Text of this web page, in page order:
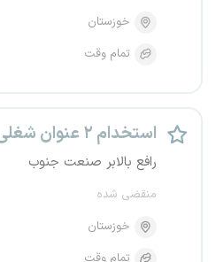
خوزستان
تمام وقت
استخدام ۲ عنوان شغلی
رافع بالابر صنعت جنوب
منقضی شده
خوزستان
تمام وقت